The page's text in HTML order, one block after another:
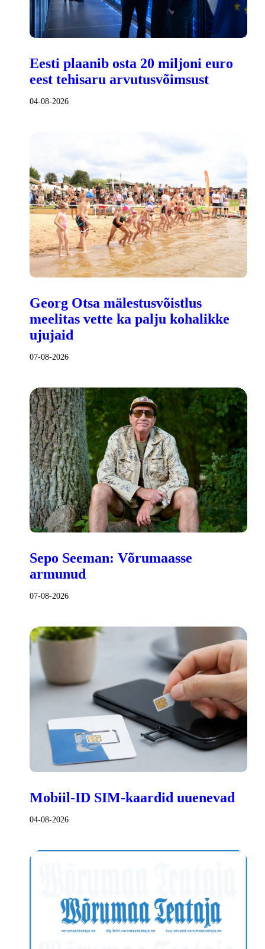
Eesti plaanib osta 20 miljoni euro
eest tehisaru arvutusvõimsust
04-08-2026
Georg Otsa mälestusvõistlus
meelitas vette ka palju kohalikke
ujujaid
07-08-2026
Sepo Seeman: Võrumaasse
armunud
07-08-2026
Mobiil-ID SIM-kaardid uuenevad
04-08-2026